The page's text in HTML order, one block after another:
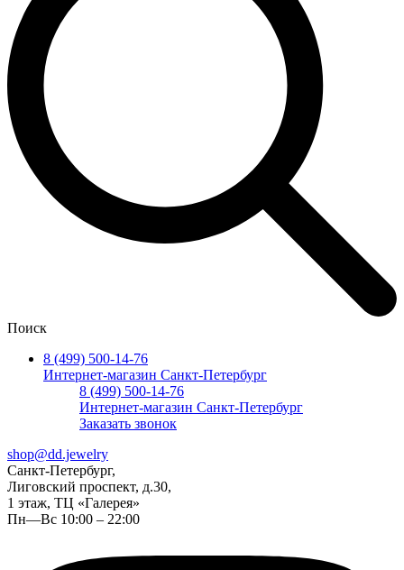
Поиск
8 (499) 500-14-76
Интернет-магазин Санкт-Петербург
8 (499) 500-14-76
Интернет-магазин Санкт-Петербург
Заказать звонок
shop@dd.jewelry
Санкт-Петербург,
Лиговский проспект, д.30,
1 этаж, ТЦ «Галерея»
Пн—Вс 10:00 – 22:00